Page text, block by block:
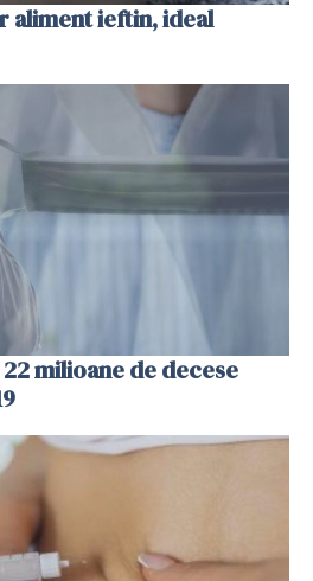
aliment ieftin, ideal
milioane de decese